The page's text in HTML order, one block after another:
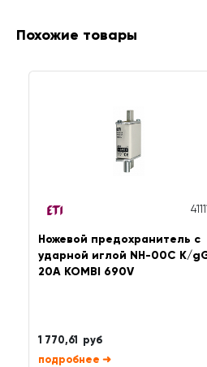
Похожие товары
Ножевой предохранитель с
ударной иглой NH-00C K/
20A KOMBI 690V
1 770,61 руб
➜